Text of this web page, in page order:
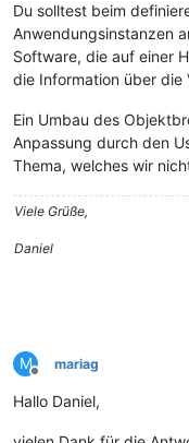
Du solltest beim
Anwendungsinstanzen
Software, die auf einer
die Information über die
Ein Umbau des
Anpassung durch den
Thema, welches wir
Viele Grüße,
Daniel
M
Offline
mariag
Hallo Daniel,